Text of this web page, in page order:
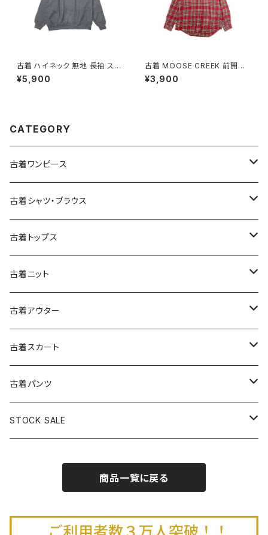
古着 ハイネック 無地 長袖 スウ
ェット トレーナー グレー (ttu25
01281)
¥5,900
古着 MOOSE CREEK 前開き
チェック柄 コットン100％ フラン
ネル 長袖 シャツ 赤 (ttu25090
¥3,900
CATEGORY
古着ワンピース
古着長袖ワンピース
古着半袖ワンピース
古着ノースリーブワンピース
古着キャミソールワンピース
古着ベアトップワンピース
古着オールインワン
古着オーバーオール
古着シャツ・ブラウス
古着長袖シャツ・ブラウス
古着半袖シャツ・ブラウス
古着ノースリーブシャツ・ブラウス
古着トップス
古着スウェット&パーカー
古着スウェット
古着パーカー
古着プルオーバー
古着長袖プルオーバー
古着半袖プルオーバー
古着Ｔシャツ
古着長袖Ｔシャツ
古着半袖Ｔシャツ
古着ベスト
古着キャミソール
古着ポロシャツ
古着長袖ポロシャツ
古着スウェット
古着ニット
古着セーター
古着カーディガン
古着半袖ニット
古着ニットアウター
古着アウター
古着ライトジャケット
古着ライトコート
古着ヘビージャケット
古着羽織り
古着スカート
古着ロング丈スカート (丈76cm-)
古着膝丈スカート (丈56-75cm)
古着ミニ丈スカート (丈56-75cm)
古着パンツ
古着ロング丈パンツ
STOCK SALE
Autumn / Winter
商品一覧に戻る